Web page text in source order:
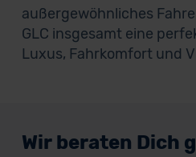
außergewöhnliches
GLC insgesamt eine
Luxus, Fahrkomfort und
Wir beraten Dich